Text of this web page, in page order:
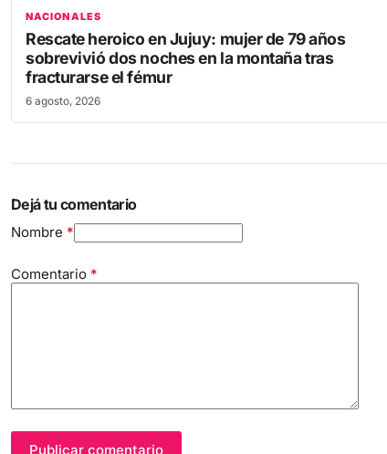
NACIONALES
Rescate heroico en Jujuy: mujer de 79 años
sobrevivió dos noches en la montaña tras
fracturarse el fémur
6 agosto, 2026
Dejá tu comentario
Nombre *
Comentario *
Publicar comentario